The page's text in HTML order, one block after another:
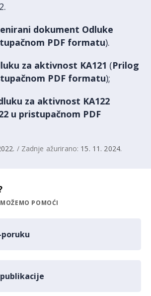
dokument Odluke
PDF formatu).
za aktivnost KA121 (Prilog
PDF formatu);
za aktivnost KA122
u pristupačnom PDF
/ Zadnje ažurirano: 15. 11. 2024.
POMOĆI